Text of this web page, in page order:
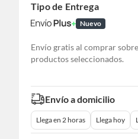
Tipo de Entrega
Nuevo
Envío gratis al comprar
productos seleccionados.
Envío a domicilio
Llega en 2 horas Llega hoy